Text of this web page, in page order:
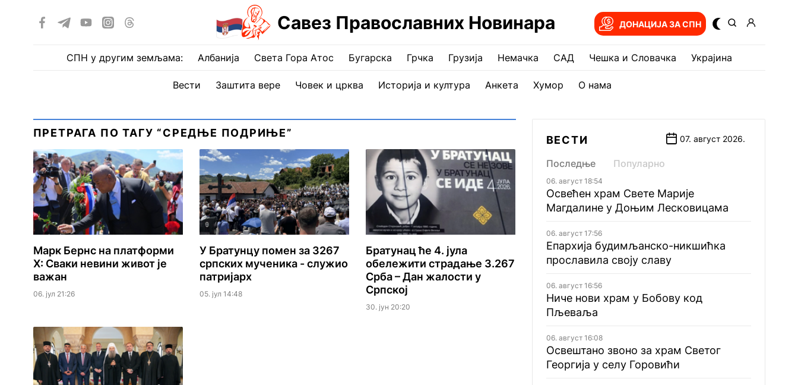
Савез Православних Новинара ДОНАЦИЈА ЗА СПН
СПН у другим земљама: Албанија Света Гора Атос Бугарска Грчка Грузија Немачка САД Чешка и Словачка Украјина
Вести Заштита вере Човек и црква Историја и култура Анкета Хумор О нама
ПРЕТРАГА ПО ТАГУ “СРЕДЊЕ ПОДРИЊЕ”
Марк Бернс на платформи
Х: Сваки невини живот је
важан
06. јул 21:26
У Братунцу помен за 3267
српских мученика - служио
патријарх
05. јул 14:48
Братунац ће 4. јула
обележити страдање 3.267
Срба – Дан жалости у
Српској
30. јун 20:20
ВЕСТИ 07. август 2026.
Последње Популарно
06. август 18:54
Освећен храм Свете Марије
Магдалине у Доњим Лесковицама
06. август 17:56
Епархија будимљанско-никшићка
прославила своју славу
06. август 16:56
Ниче нови храм у Бобову код
Пљеваља
06. август 16:08
Освештано звоно за храм Светог
Георгија у селу Горовићи